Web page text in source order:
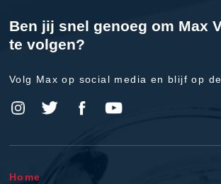
Ben jij snel genoeg om Max
te volgen?
Volg Max op social media en blijf op
Home